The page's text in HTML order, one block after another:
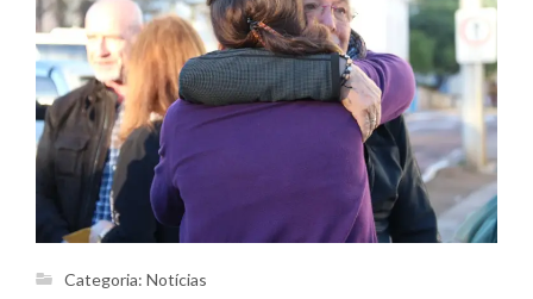
Categoria: Notícias